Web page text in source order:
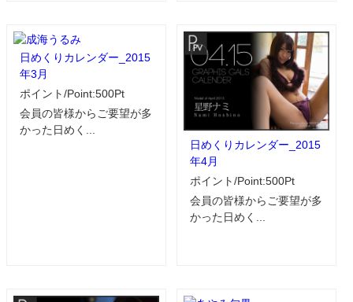
日めくりカレンダー_2015
年3月
ポイント/Point:500Pt
会員の皆様からご要望が多
かった日めく...
日めくりカレンダー_2015
年4月
ポイント/Point:500Pt
会員の皆様からご要望が多
かった日めく...